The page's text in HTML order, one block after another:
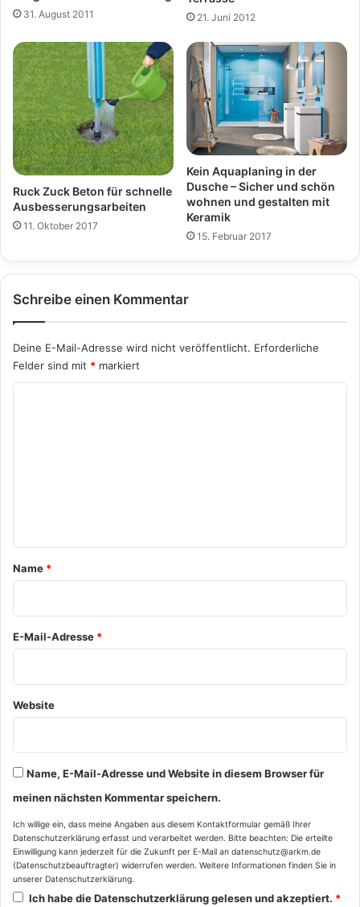
31. August 2011 21. Juni 2012
Ruck Zuck Beton für schnelle
Ausbesserungsarbeiten
11. Oktober 2017
Kein Aquaplaning in der
Dusche – Sicher und schön
wohnen und gestalten mit
Keramik
15. Februar 2017
Schreibe einen Kommentar
Deine E-Mail-Adresse wird nicht veröffentlicht. Erforderliche
Felder sind mit * markiert
a
*
Name *
E-Mail-Adresse *
Website
Name, E-Mail-Adresse und Website in diesem Browser für
meinen nächsten Kommentar speichern.
Ich willige ein, dass meine Angaben aus diesem Kontaktformular gemäß Ihrer
Datenschutzerklärung erfasst und verarbeitet werden. Bitte beachten: Die erteilte
Einwilligung kann jederzeit für die Zukunft per E-Mail an datenschutz@arkm.de
(Datenschutzbeauftragter) widerrufen werden. Weitere Informationen finden Sie in
unserer Datenschutzerklärung.
Ich habe dieDatenschutzerklärunggelesen und akzeptiert. *